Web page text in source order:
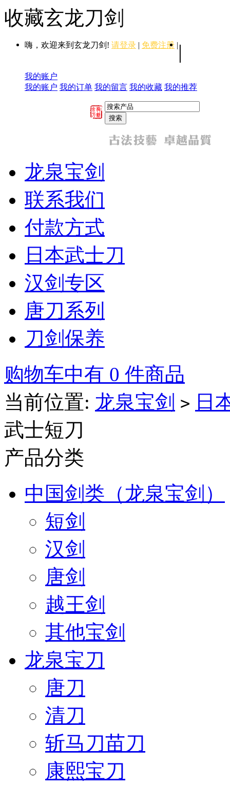
收藏玄龙刀剑
嗨，欢迎来到玄龙刀剑! 请登录 | 免费注册 | |
我的账户
我的账户 我的订单 我的留言 我的收藏 我的推荐
龙泉宝剑
联系我们
付款方式
日本武士刀
汉剑专区
唐刀系列
刀剑保养
购物车中有 0 件商品
当前位置: 龙泉宝剑 > 日
武士短刀
产品分类
中国剑类（龙泉宝剑）
短剑
汉剑
唐剑
越王剑
其他宝剑
龙泉宝刀
唐刀
清刀
斩马刀苗刀
康熙宝刀